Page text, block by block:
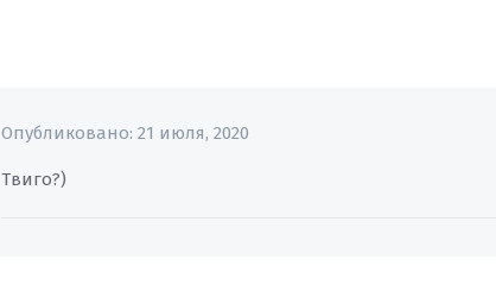
Опубликовано:21 июля, 2020
Твиго?)